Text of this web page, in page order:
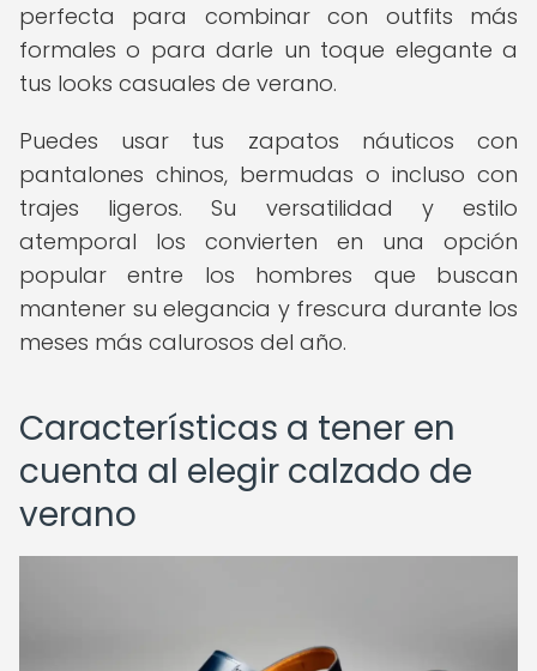
perfecta para combinar con outfits más
formales o para darle un toque elegante a
tus looks casuales de verano.
Puedes usar tus zapatos náuticos con
pantalones chinos, bermudas o incluso con
trajes ligeros. Su versatilidad y estilo
atemporal los convierten en una opción
popular entre los hombres que buscan
mantener su elegancia y frescura durante los
meses más calurosos del año.
Características a tener en
cuenta al elegir calzado de
verano